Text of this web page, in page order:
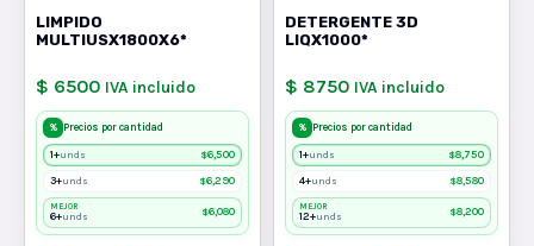
LIMPIDO
MULTIUSX1800X6*
$ 6500 IVA incluido
% Precios por cantidad
1+unds $6,500
3+unds $6,290
MEJOR
6+unds $6,080
DETERGENTE 3D
LIQX1000*
$ 8750 IVA incluido
% Precios por cantidad
1+unds $8,750
4+unds $8,580
MEJOR
12+unds $8,200